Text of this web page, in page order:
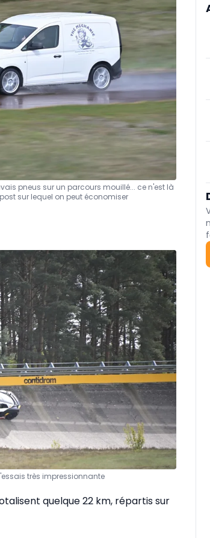
pneus sur un parcours mouillé... ce n'est là
sur lequel on peut économiser
très impressionnante
quelque 22 km, répartis sur